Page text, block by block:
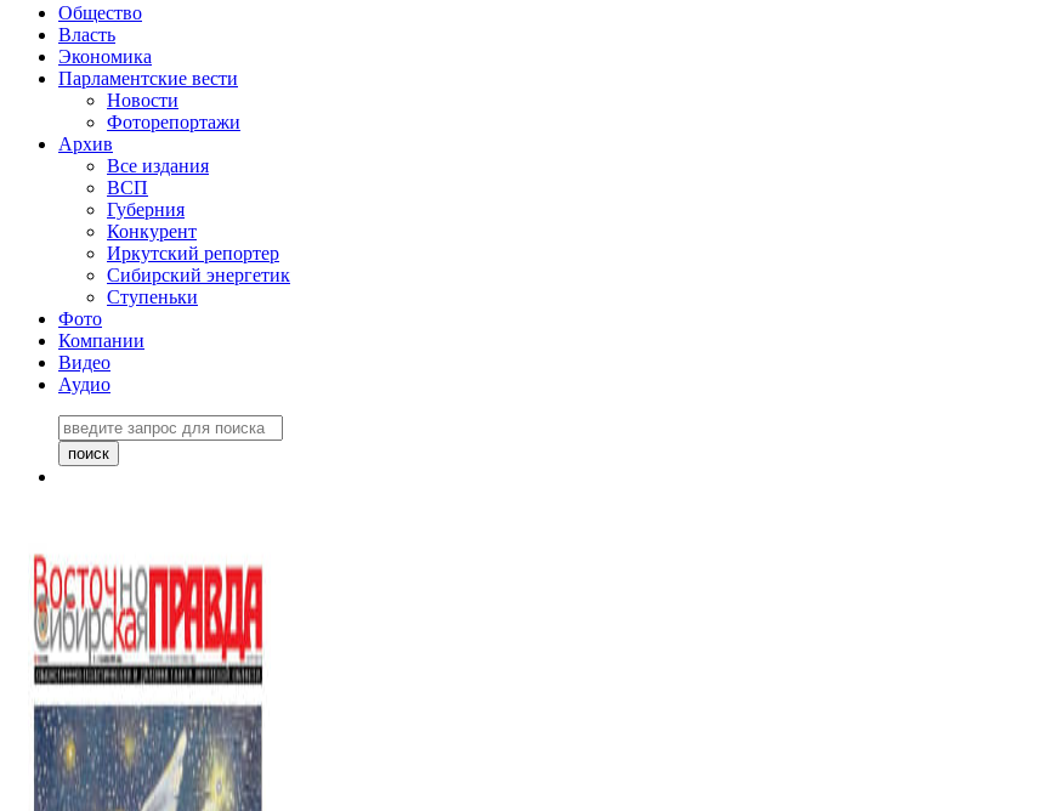
Общество
Власть
Экономика
Парламентские вести
Новости
Фоторепортажи
Архив
Все издания
ВСП
Губерния
Конкурент
Иркутский репортер
Сибирский энергетик
Ступеньки
Фото
Компании
Видео
Аудио